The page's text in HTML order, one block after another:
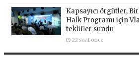
Kapsayıcı örgütler,
Halk Programı için
teklifler sundu
22 saat önce